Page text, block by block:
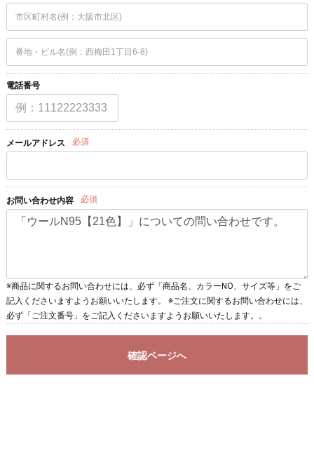
電話番号
メールアドレス 必須
お問い合わせ内容 必須
※商品に関するお問い合わせには、必ず「商品名、カラーNO、サイズ等」をご
記入くださいますようお願いいたします。 ※ご注文に関するお問い合わせには、
必ず「ご注文番号」をご記入くださいますようお願いいたします。。
確認ページへ